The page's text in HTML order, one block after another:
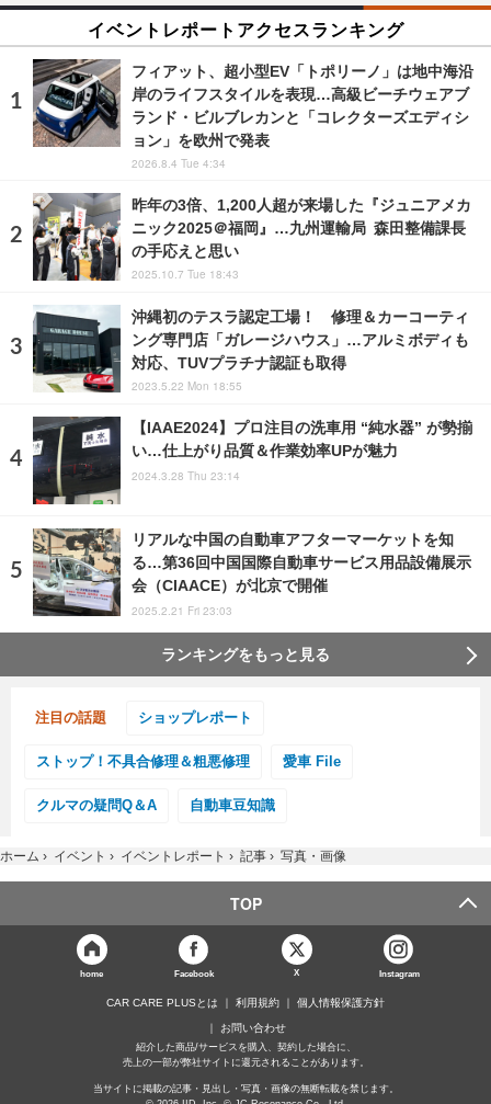
イベントレポートアクセスランキング
フィアット、超小型EV「トポリーノ」は地中海沿
岸のライフスタイルを表現…高級ビーチウェアブ
ランド・ビルブレカンと「コレクターズエディシ
ョン」を欧州で発表
2026.8.4 Tue 4:34
昨年の3倍、1,200人超が来場した『ジュニアメカ
ニック2025＠福岡』…九州運輸局 森田整備課長
の手応えと思い
2025.10.7 Tue 18:43
沖縄初のテスラ認定工場！ 修理＆カーコーティ
ング専門店「ガレージハウス」…アルミボディも
対応、TUVプラチナ認証も取得
2023.5.22 Mon 18:55
【IAAE2024】プロ注目の洗車用 “純水器” が勢揃
い…仕上がり品質＆作業効率UPが魅力
2024.3.28 Thu 23:14
リアルな中国の自動車アフターマーケットを知
る…第36回中国国際自動車サービス用品設備展示
会（CIAACE）が北京で開催
2025.2.21 Fri 23:03
ランキングをもっと見る
注目の話題 ショップレポート
ストップ！不具合修理＆粗悪修理 愛車 File
クルマの疑問Q＆A 自動車豆知識
ホーム › イベント › イベントレポート › 記事 › 写真・画像
TOP
home Facebook X Instagram
CAR CARE PLUSとは 利用規約 個人情報保護方針
お問い合わせ
紹介した商品/サービスを購入、契約した場合に、
売上の一部が弊社サイトに還元されることがあります。
当サイトに掲載の記事・見出し・写真・画像の無断転載を禁じます。